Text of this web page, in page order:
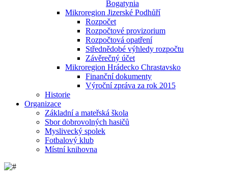
Bogatynia
Mikroregion Jizerské Podhůří
Rozpočet
Rozpočtové provizorium
Rozpočtová opatření
Střednědobé výhledy rozpočtu
Závěrečný účet
Mikroregion Hrádecko Chrastavsko
Finanční dokumenty
Výroční zpráva za rok 2015
Historie
Organizace
Základní a mateřská škola
Sbor dobrovolných hasičů
Myslivecký spolek
Fotbalový klub
Místní knihovna